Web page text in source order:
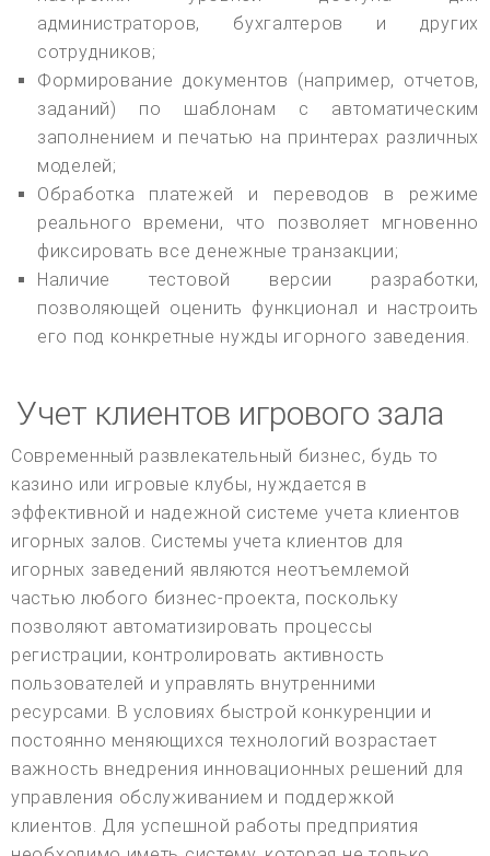
администраторов, бухгалтеров и других
сотрудников;
Формирование документов (например, отчетов,
заданий) по шаблонам с автоматическим
заполнением и печатью на принтерах различных
моделей;
Обработка платежей и переводов в режиме
реального времени, что позволяет мгновенно
фиксировать все денежные транзакции;
Наличие тестовой версии разработки,
позволяющей оценить функционал и настроить
его под конкретные нужды игорного заведения.
Учет клиентов игрового зала
Современный развлекательный бизнес, будь то
казино или игровые клубы, нуждается в
эффективной и надежной системе учета клиентов
игорных залов. Системы учета клиентов для
игорных заведений являются неотъемлемой
частью любого бизнес-проекта, поскольку
позволяют автоматизировать процессы
регистрации, контролировать активность
пользователей и управлять внутренними
ресурсами. В условиях быстрой конкуренции и
постоянно меняющихся технологий возрастает
важность внедрения инновационных решений для
управления обслуживанием и поддержкой
клиентов. Для успешной работы предприятия